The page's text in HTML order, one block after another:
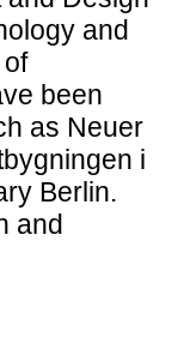
and
been
as Neuer
i
Berlin.
and